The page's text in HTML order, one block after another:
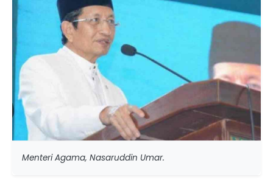
Menteri Agama, Nasaruddin Umar.